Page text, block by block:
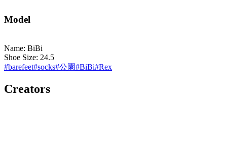
Model
Name: BiBi
Shoe Size: 24.5
#barefeet#socks#公園#BiBi#Rex
Creators